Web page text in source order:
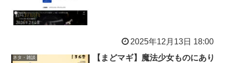
2025年12月13日 18:00
ネタ・雑談
【まどマギ】魔法少女ものにあり